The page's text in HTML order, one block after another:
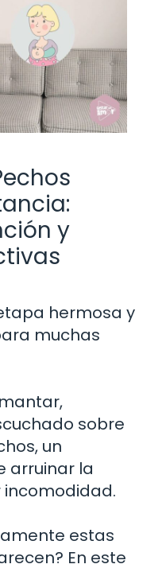
y
hermosa y
muchas
sobre
un
arruinar la
incomodidad.
estas
En este